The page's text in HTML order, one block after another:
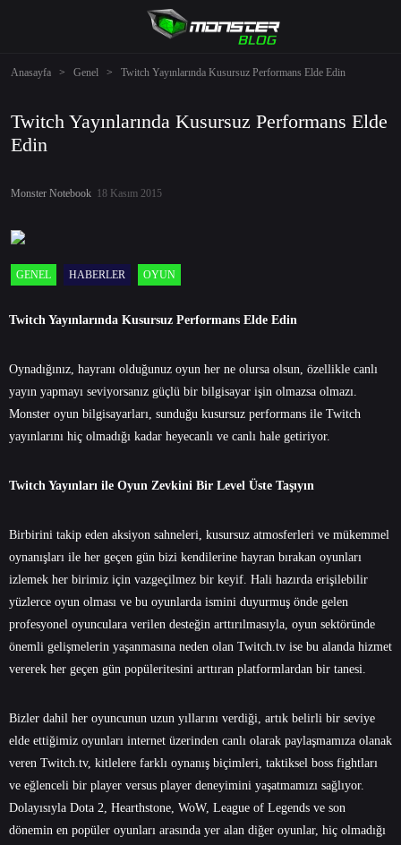
Anasayfa > Genel > Twitch Yayınlarında Kusursuz Performans Elde Edin
Twitch Yayınlarında Kusursuz Performans Elde
Edin
Monster Notebook 18 Kasım 2015
GENEL HABERLER OYUN
Twitch Yayınlarında Kusursuz Performans Elde Edin
Oynadığınız, hayranı olduğunuz oyun her ne olursa olsun, özellikle canlı
yayın yapmayı seviyorsanız güçlü bir bilgisayar işin olmazsa olmazı.
Monster oyun bilgisayarları, sunduğu kusursuz performans ile Twitch
yayınlarını hiç olmadığı kadar heyecanlı ve canlı hale getiriyor.
Twitch Yayınları ile Oyun Zevkini Bir Level Üste Taşıyın
Birbirini takip eden aksiyon sahneleri, kusursuz atmosferleri ve mükemmel
oynanışları ile her geçen gün bizi kendilerine hayran bırakan oyunları
izlemek her birimiz için vazgeçilmez bir keyif. Hali hazırda erişilebilir
yüzlerce oyun olması ve bu oyunlarda ismini duyurmuş önde gelen
profesyonel oyunculara verilen desteğin arttırılmasıyla, oyun sektöründe
önemli gelişmelerin yaşanmasına neden olan Twitch.tv ise bu alanda hizmet
vererek her geçen gün popüleritesini arttıran platformlardan bir tanesi.
Bizler dahil her oyuncunun uzun yıllarını verdiği, artık belirli bir seviye
elde ettiğimiz oyunları internet üzerinden canlı olarak paylaşmamıza olanak
veren Twitch.tv, kitlelere farklı oynanış biçimleri, taktiksel boss fightları
ve eğlenceli bir player versus player deneyimini yaşatmamızı sağlıyor.
Dolayısıyla Dota 2, Hearthstone, WoW, League of Legends ve son
dönemin en popüler oyunları arasında yer alan diğer oyunlar, hiç olmadığı